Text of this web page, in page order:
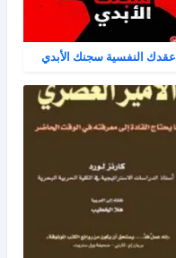
عقدك النفسية سجنك الأبدي